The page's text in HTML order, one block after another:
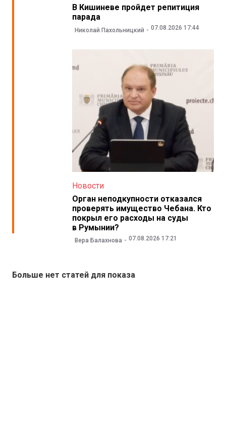
В Кишиневе пройдет репитиция
парада
Николай Пахольницкий 07.08.2026 17:44
Новости
Орган неподкупности отказался
проверять имущество Чебана. Кто
покрыл его расходы на суды
в Румынии?
Вера Балахнова 07.08.2026 17:21
Больше нет статей для показа